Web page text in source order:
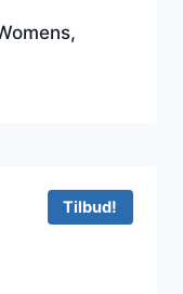
Tilbud!